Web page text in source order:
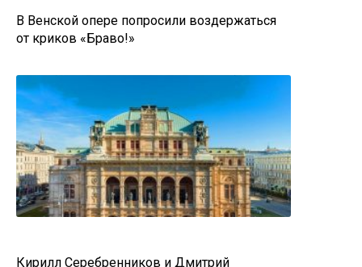
В Венской опере попросили воздержаться
от криков «Браво!»
Кирилл Серебренников и Дмитрий